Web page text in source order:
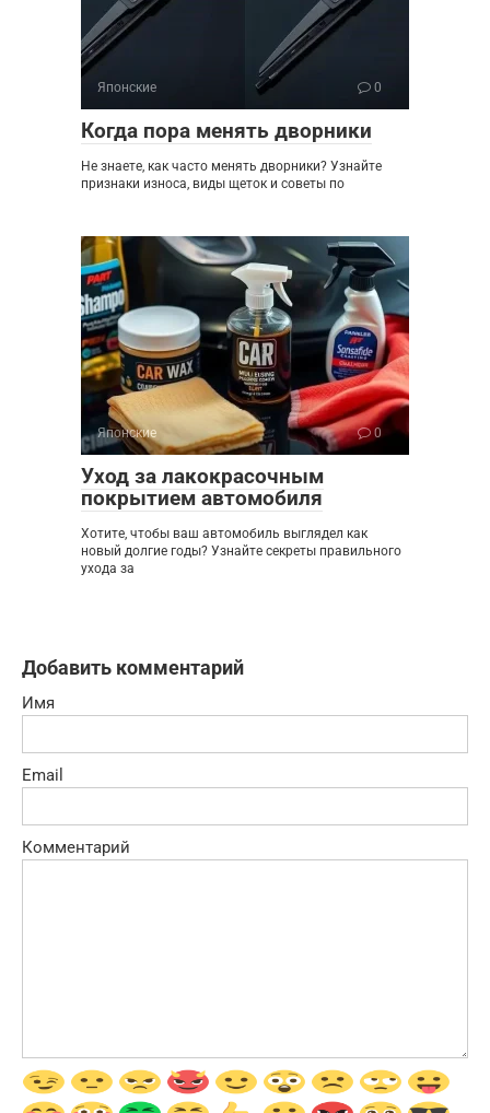
Японские 0
Когда пора менять дворники
Не знаете, как часто менять дворники? Узнайте
признаки износа, виды щеток и советы по
Японские 0
Уход за лакокрасочным
покрытием автомобиля
Хотите, чтобы ваш автомобиль выглядел как
новый долгие годы? Узнайте секреты правильного
ухода за
Добавить комментарий
Имя
Email
Комментарий